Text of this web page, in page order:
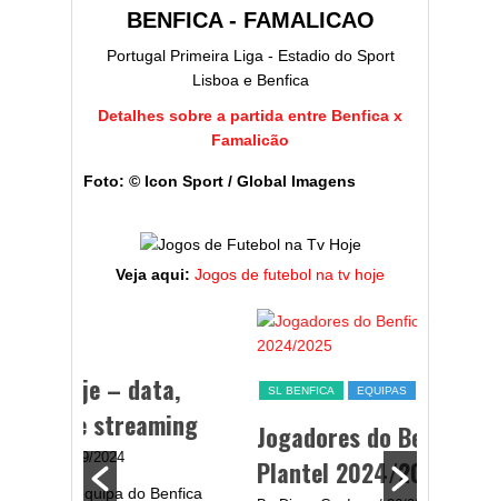
BENFICA - FAMALICAO
Portugal Primeira Liga - Estadio do Sport
Lisboa e Benfica
Detalhes sobre a partida entre Benfica x
Famalicão
Foto: © Icon Sport / Global Imagens
Veja aqui: Jogos de futebol na tv hoje
Jogadores do Benfica –
Plantel 2024/2025
By Diogo Cardoso / 26/09/2024
Após uma temporada que ficou longe dos